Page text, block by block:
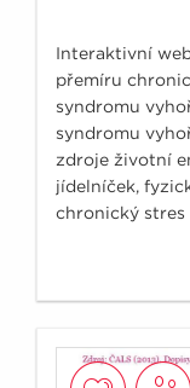
Interaktivní
přemíru
syndromu
syndromu
zdroje životní
jídelníček,
chronický stres